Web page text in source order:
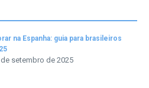
na Espanha: guia para brasileiros
de setembro de 2025